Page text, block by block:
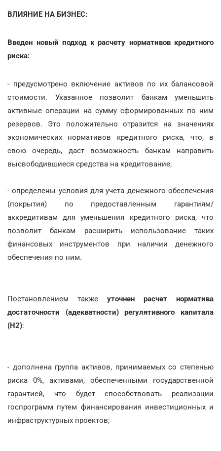
ВЛИЯНИЕ НА БИЗНЕС:
Введен новый подход к расчету нормативов кредитного
риска:
- предусмотрено включение активов по их балансовой
стоимости. Указанное позволит банкам уменьшить
активные операции на сумму сформированных по ним
резервов. Это положительно отразится на значениях
экономических нормативов кредитного риска, что, в
свою очередь, даст возможность банкам направить
высвободившиеся средства на кредитование;
- определены условия для учета денежного обеспечения
(покрытия) по предоставленным гарантиям/
аккредитивам для уменьшения кредитного риска, что
позволит банкам расширить использование таких
финансовых инструментов при наличии денежного
обеспечения по ним.
Постановлением также уточнен расчет норматива
достаточности (адекватности) регулятивного капитала
(Н2):
- дополнена группа активов, принимаемых со степенью
риска 0%, активами, обеспеченными государственной
гарантией, что будет способствовать реализации
госпрограмм путем финансирования инвестиционных и
инфраструктурных проектов;